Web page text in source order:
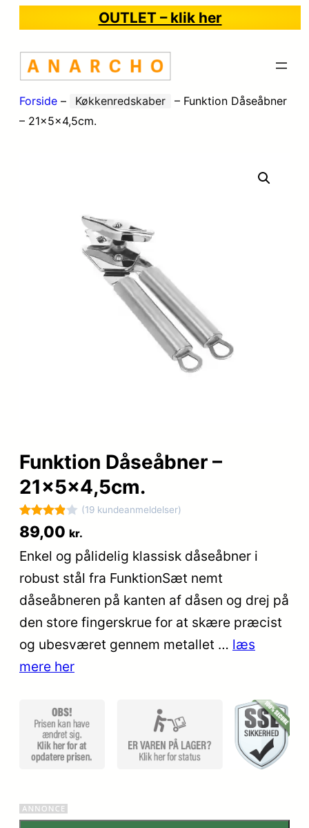
OUTLET – klik her
Forside – Køkkenredskaber – Funktion Dåseåbner
– 21x5x4,5cm.
Funktion Dåseåbner –
21x5x4,5cm.
Bedømt
som
ud af 5
baseret
på
19
ømmels
er
(19 kundeanmeldelser)
89,00 kr.
Enkel og pålidelig klassisk dåseåbner i
robust stål fra FunktionSæt nemt
dåseåbneren på kanten af dåsen og drej på
den store fingerskrue for at skære præcist
og ubesværet gennem metallet … læs
mere her